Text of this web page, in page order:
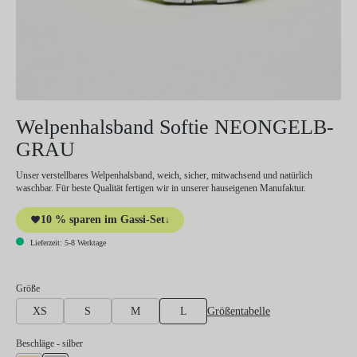
Welpenhalsband Softie NEONGELB-
GRAU
Unser verstellbares Welpenhalsband, weich, sicher, mitwachsend und natürlich
waschbar. Für beste Qualität fertigen wir in unserer hauseigenen Manufaktur.
10 % sparen im Gassi-Set↓
Lieferzeit: 5-8 Werktage
Größeauswählen
XS S M L Größentabelle
Beschlägeauswählen
- silber